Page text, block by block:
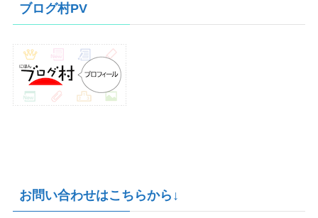
ブ
ブログ村PV
お問い合わせはこちらから↓